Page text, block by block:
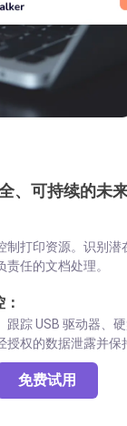
、可持续的未来
制打印资源。识别潜
责任的文档处理。
跟踪 USB 驱动器、
授权的数据泄露并保
免费试用